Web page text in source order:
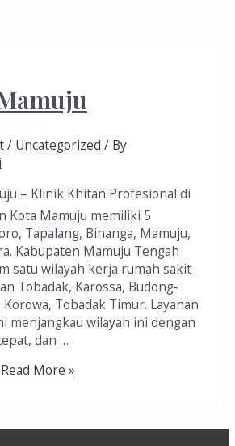
/ Uncategorized / By
– Klinik Khitan Profesional di
Kota Mamuju memiliki 5
Tapalang, Binanga, Mamuju,
Kabupaten Mamuju Tengah
satu wilayah kerja rumah sakit
Tobadak, Karossa, Budong-
Tobadak Timur. Layanan
menjangkau wilayah ini dengan
dan …
Read More »